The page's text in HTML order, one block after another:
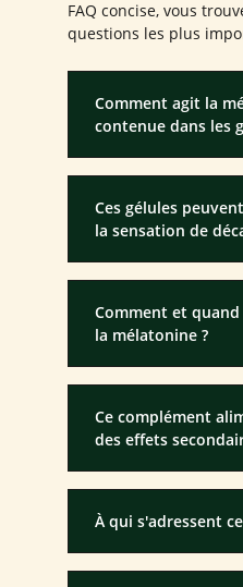
FAQ concise, vous
questions les plus
Comment agit la
contenue dans les
Ces gélules
la sensation de
Comment et
la mélatonine ?
Ce complément
des effets
À qui s'adressent